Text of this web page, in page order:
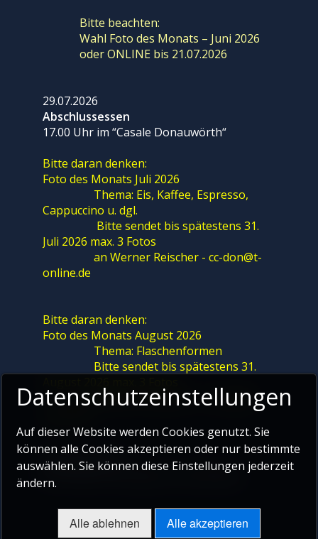
Bitte beachten:
Wahl Foto des Monats – Juni 2026
oder ONLINE bis 21.07.2026
29.07.2026
Abschlussessen
17.00 Uhr im “Casale Donauwörth“
Bitte daran denken:
Foto des Monats Juli 2026
Thema: Eis, Kaffee, Espresso,
Cappuccino u. dgl.
Bitte sendet bis spätestens 31.
Juli 2026 max. 3 Fotos
an Werner Reischer - cc-don@t-
online.de
Bitte daran denken:
Foto des Monats August 2026
Thema: Flaschenformen
Bitte sendet bis spätestens 31.
an Werner Reischer - cc-don@t-
Sommerferien
Wir treffen uns wieder am 23.09.2026
Datenschutzeinstellungen
Auf dieser Website werden Cookies genutzt. Sie
können alle Cookies akzeptieren oder nur bestimmte
auswählen. Sie können diese Einstellungen jederzeit
ändern.
Alle ablehnen Alle akzeptieren